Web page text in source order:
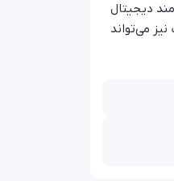
دیجیتال
می‌تواند